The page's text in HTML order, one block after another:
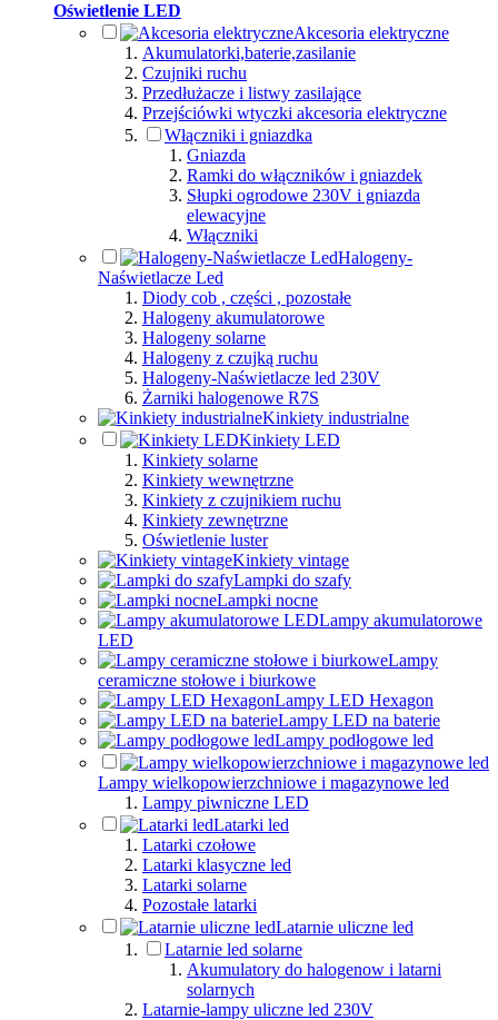
Oświetlenie LED
Akcesoria elektryczne
Akumulatorki,baterie,zasilanie
Czujniki ruchu
Przedłużacze i listwy zasilające
Przejściówki wtyczki akcesoria elektryczne
Włączniki i gniazdka
Gniazda
Ramki do włączników i gniazdek
Słupki ogrodowe 230V i gniazda
elewacyjne
Włączniki
Halogeny-
Naświetlacze Led
Diody cob , części , pozostałe
Halogeny akumulatorowe
Halogeny solarne
Halogeny z czujką ruchu
Halogeny-Naświetlacze led 230V
Żarniki halogenowe R7S
Kinkiety industrialne
Kinkiety LED
Kinkiety solarne
Kinkiety wewnętrzne
Kinkiety z czujnikiem ruchu
Kinkiety zewnętrzne
Oświetlenie luster
Kinkiety vintage
Lampki do szafy
Lampki nocne
Lampy akumulatorowe
LED
Lampy
ceramiczne stołowe i biurkowe
Lampy LED Hexagon
Lampy LED na baterie
Lampy podłogowe led
Lampy wielkopowierzchniowe i magazynowe led
Lampy piwniczne LED
Latarki led
Latarki czołowe
Latarki klasyczne led
Latarki solarne
Pozostałe latarki
Latarnie uliczne led
Latarnie led solarne
Akumulatory do halogenow i latarni
solarnych
Latarnie-lampy uliczne led 230V